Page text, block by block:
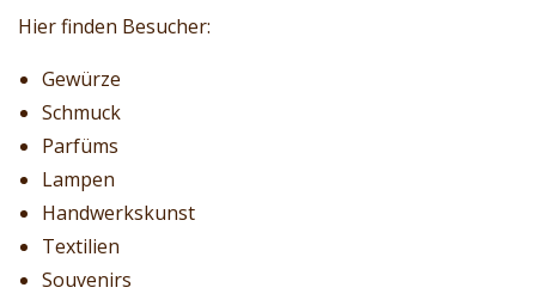
Hier finden Besucher:
Gewürze
Schmuck
Parfüms
Lampen
Handwerkskunst
Textilien
Souvenirs